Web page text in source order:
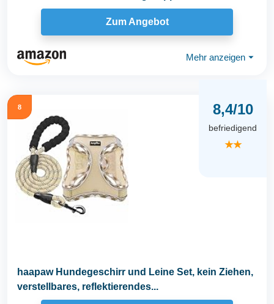
Zum Angebot
Mehr anzeigen ⏷
8 8,4/10
befriedigend
★★
haapaw Hundegeschirr und Leine Set, kein Ziehen,
verstellbares, reflektierendes...